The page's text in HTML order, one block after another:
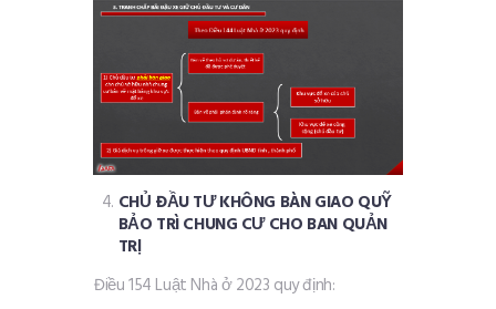
CHỦ ĐẦU TƯ KHÔNG BÀN GIAO QUỸ
BẢO TRÌ CHUNG CƯ CHO BAN QUẢN
TRỊ
Điều 154 Luật Nhà ở 2023 quy định: